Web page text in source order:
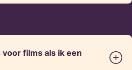
films als ik een